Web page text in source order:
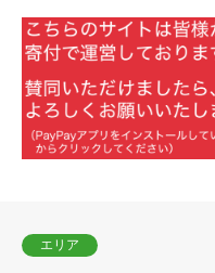
エリア